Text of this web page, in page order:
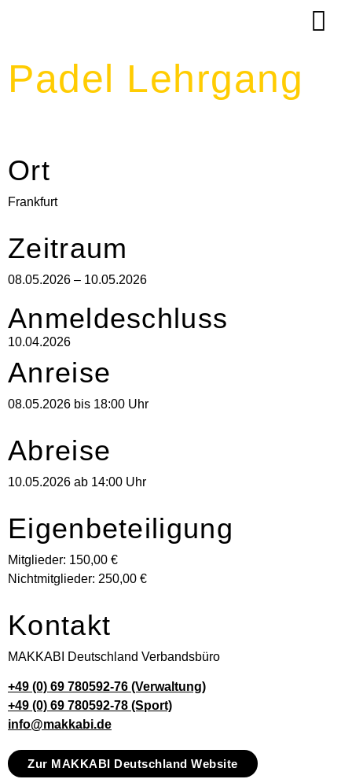
Padel Lehrgang
Ort
Frankfurt
Zeitraum
08.05.2026 – 10.05.2026
Anmeldeschluss
10.04.2026
Anreise
08.05.2026 bis 18:00 Uhr
Abreise
10.05.2026 ab 14:00 Uhr
Eigenbeteiligung
Mitglieder: 150,00 €
Nichtmitglieder: 250,00 €
Kontakt
MAKKABI Deutschland Verbandsbüro
+49 (0) 69 780592-76 (Verwaltung)
+49 (0) 69 780592-78 (Sport)
info@makkabi.de
Zur MAKKABI Deutschland Website